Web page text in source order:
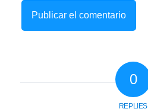
0
REPLIES